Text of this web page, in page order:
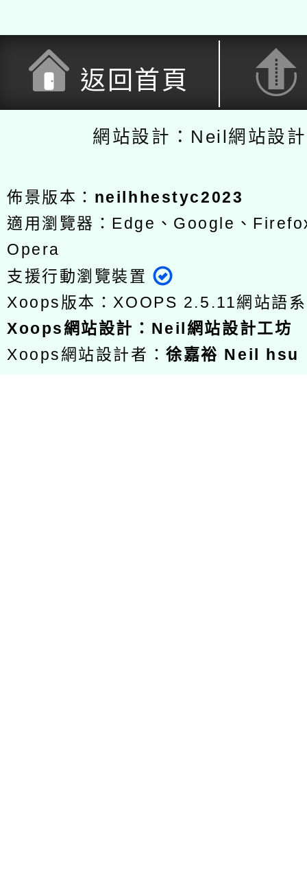
返回首頁
網站設計：Neil網站設
佈景版本： neilhhestyc2023
適用瀏覽器：Edge、Google、
Opera
支援行動瀏覽裝置
Xoops版本： XOOPS 2.5.11網站語
Xoops網站設計 ： Neil網站設計工坊
Xoops網站設計者：徐嘉裕 Neil hsu